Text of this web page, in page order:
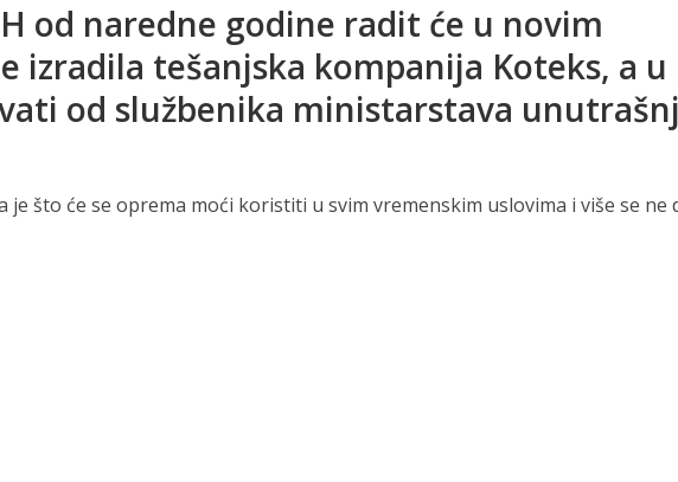
od naredne godine radit će u novim
izradila tešanjska kompanija Koteks, a u
od službenika ministarstava
je što će se oprema moći koristiti u svim vremenskim uslovima i više se ne